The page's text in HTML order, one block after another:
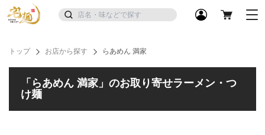
トップ お店から探す らあめん 満家
「らあめん 満家」のお取り寄せラーメン・つ
け麺